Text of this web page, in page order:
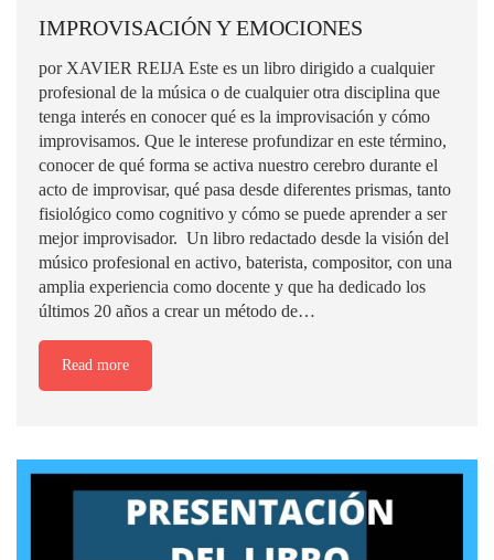
IMPROVISACIÓN Y EMOCIONES
por XAVIER REIJA Este es un libro dirigido a cualquier
profesional de la música o de cualquier otra disciplina que
tenga interés en conocer qué es la improvisación y cómo
improvisamos. Que le interese profundizar en este término,
conocer de qué forma se activa nuestro cerebro durante el
acto de improvisar, qué pasa desde diferentes prismas, tanto
fisiológico como cognitivo y cómo se puede aprender a ser
mejor improvisador. Un libro redactado desde la visión del
músico profesional en activo, baterista, compositor, con una
amplia experiencia como docente y que ha dedicado los
últimos 20 años a crear un método de…
Read more